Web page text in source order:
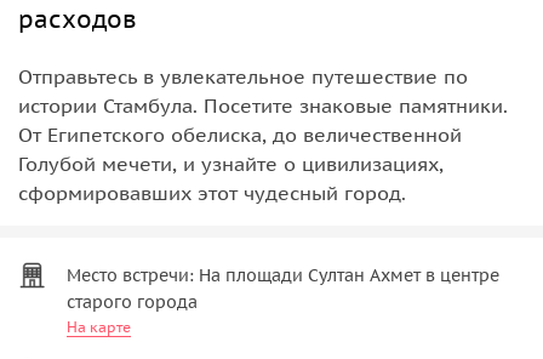
расходов
Отправьтесь в увлекательное путешествие по
истории Стамбула. Посетите знаковые памятники.
От Египетского обелиска, до величественной
Голубой мечети, и узнайте о цивилизациях,
сформировавших этот чудесный город.
Место встречи: На площади Султан Ахмет в центре
старого города
На карте